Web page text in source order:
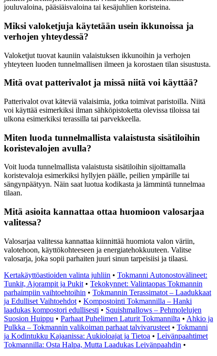
jouluvaloina, pääsiäisvaloina tai kesäjuhlien koristeina.
Miksi valoketjuja käytetään usein ikkunoissa ja
verhojen yhteydessä?
Valoketjut tuovat kauniin valaistuksen ikkunoihin ja verhojen
yhteyteen luoden tunnelmallisen ilmeen ja korostaen tilan sisustusta.
Mitä ovat patterivalot ja missä niitä voi käyttää?
Patterivalot ovat käteviä valaisimia, jotka toimivat paristoilla. Niitä
voi käyttää esimerkiksi ilman sähköpistoketta olevissa tiloissa tai
ulkona esimerkiksi terassilla tai parvekkeella.
Miten luoda tunnelmallista valaistusta sisätiloihin
koristevalojen avulla?
Voit luoda tunnelmallista valaistusta sisätiloihin sijoittamalla
koristevaloja esimerkiksi hyllyjen päälle, peilien ympärille tai
sängynpäätyyn. Näin saat luotua kodikasta ja lämmintä tunnelmaa
tilaan.
Mitä asioita kannattaa ottaa huomioon valosarjaa
valitessa?
Valosarjaa valitessa kannattaa kiinnittää huomiota valon väriin,
valotehoon, käyttökohteeseen ja energiatehokkuuteen. Valitse
valosarja, joka sopii parhaiten juuri sinun tarpeisiisi ja tilaasi.
Kertakäyttöastioiden valinta juhliin • Tokmanni Autonostovälineet:
Tunkit, Ajorampit ja Pukit • Tekokynnet: Valintaopas Tokmannin
parhaimpiin vaihtoehtoihin • Tokmannin Terassimatot – Laadukkaat
ja Edulliset Vaihtoehdot • Kompostointi Tokmannilla – Hanki
laadukas kompostori edullisesti • Squishmallows – Pehmolelujen
Suosion Huippu • Parhaat Puhelimen Laturit Tokmannilta • Ahkio ja
Pulkka – Tokmannin valikoiman parhaat talvivarusteet • Tokmanni
ja Kodintukku Kajaanissa: Aukioloajat ja Tietoa • Leivänpaahtimet
Tokmannilla: Osta Halpa, Mutta Laadukas Leivänpaahdin •